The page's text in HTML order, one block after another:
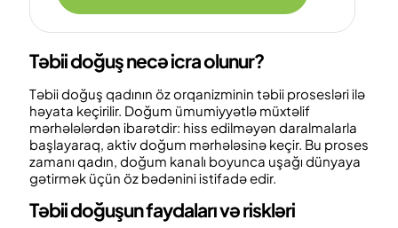
Təbii doğuş necə icra olunur?
Təbii doğuş qadının öz orqanizminin təbii prosesləri ilə
həyata keçirilir. Doğum ümumiyyətlə müxtəlif
mərhələlərdən ibarətdir: hiss edilməyən daralmalarla
başlayaraq, aktiv doğum mərhələsinə keçir. Bu proses
zamanı qadın, doğum kanalı boyunca uşağı dünyaya
gətirmək üçün öz bədənini istifadə edir.
Təbii doğuşun faydaları və riskləri